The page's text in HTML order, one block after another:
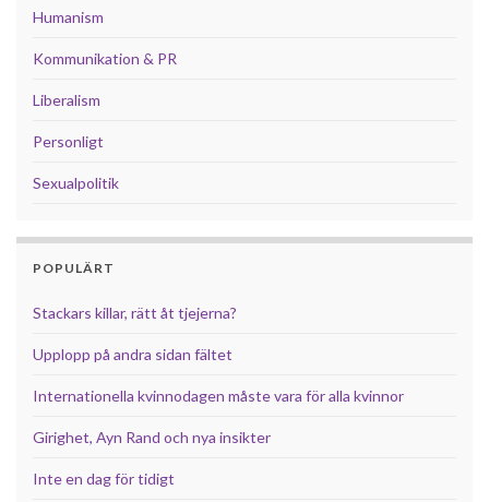
Humanism
Kommunikation & PR
Liberalism
Personligt
Sexualpolitik
POPULÄRT
Stackars killar, rätt åt tjejerna?
Upplopp på andra sidan fältet
Internationella kvinnodagen måste vara för alla kvinnor
Girighet, Ayn Rand och nya insikter
Inte en dag för tidigt